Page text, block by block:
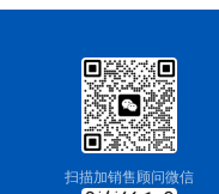
扫描加销售顾问微信